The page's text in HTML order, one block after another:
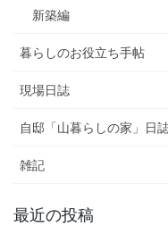
新築編
暮らしのお役立ち手帖
現場日誌
自邸「山暮らしの家」日
雑記
最近の投稿